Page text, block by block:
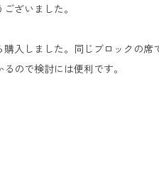
ざいました。
入しました。同じブロックの
ので検討には便利です。